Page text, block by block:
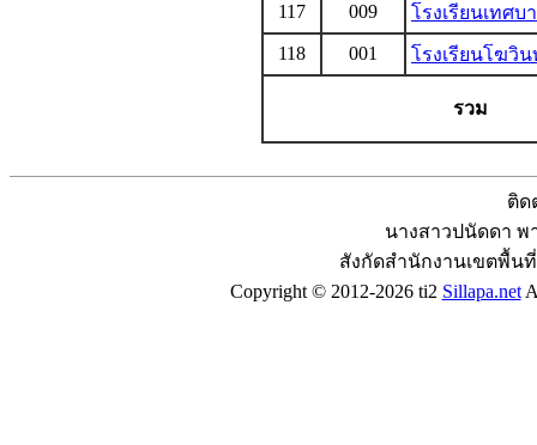
117
009
โรงเรียนเทศบ
118
001 โรงเรียนโฆวิ
รวม
ติด
นางสาวปนัดดา พ
สังกัดสำนักงานเขตพื้น
Copyright © 2012-2026 ti2 Sillapa.net